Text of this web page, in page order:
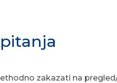
zakazati na